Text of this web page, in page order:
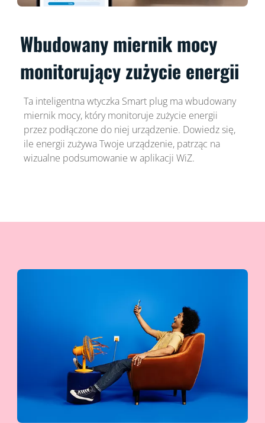
Wbudowany miernik mocy
monitorujący zużycie energii
Ta inteligentna wtyczka Smart plug ma wbudowany
miernik mocy, który monitoruje zużycie energii
przez podłączone do niej urządzenie. Dowiedz się,
ile energii zużywa Twoje urządzenie, patrząc na
wizualne podsumowanie w aplikacji WiZ.